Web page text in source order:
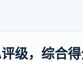
级，综合